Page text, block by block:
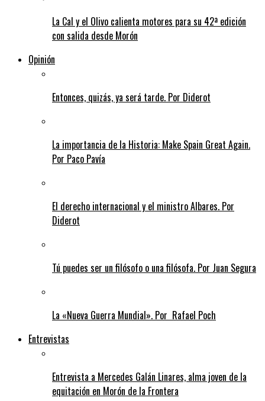
La Cal y el Olivo calienta motores para su 42ª edición
con salida desde Morón
Opinión
Entonces, quizás, ya será tarde. Por Diderot
La importancia de la Historia: Make Spain Great Again.
Por Paco Pavía
El derecho internacional y el ministro Albares. Por
Diderot
Tú puedes ser un filósofo o una filósofa. Por Juan Segura
La «Nueva Guerra Mundial». Por Rafael Poch
Entrevistas
Entrevista a Mercedes Galán Linares, alma joven de la
equitación en Morón de la Frontera